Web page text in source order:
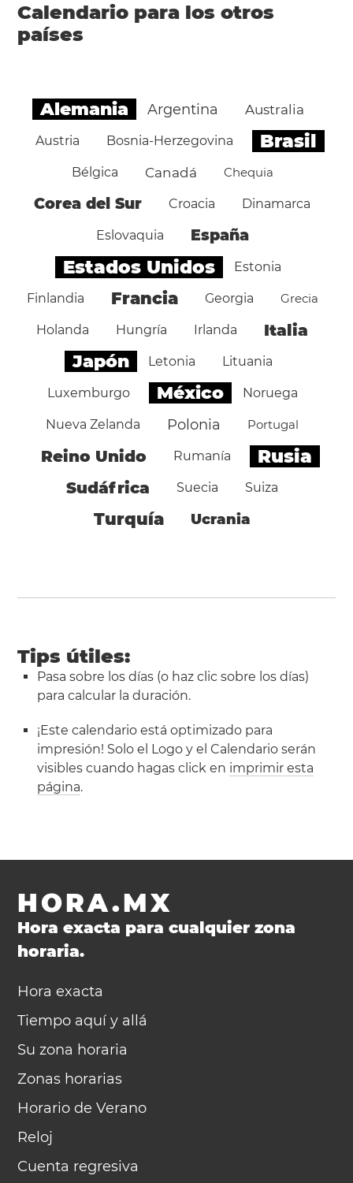
Calendario para los otros
países
Alemania Argentina Australia
Austria Bosnia-Herzegovina Brasil
Bélgica Canadá Chequia
Corea del Sur Croacia Dinamarca
Eslovaquia España
Estados Unidos Estonia
Finlandia Francia Georgia Grecia
Holanda Hungría Irlanda Italia
Japón Letonia Lituania
Luxemburgo México Noruega
Nueva Zelanda Polonia Portugal
Reino Unido Rumanía Rusia
Sudáfrica Suecia Suiza
Turquía Ucrania
Tips útiles:
Pasa sobre los días (o haz clic sobre los días)
para calcular la duración.
¡Este calendario está optimizado para
impresión! Solo el Logo y el Calendario serán
visibles cuando hagas click en imprimir esta
página.
HORA.MX
Hora exacta para cualquier zona
horaria.
Hora exacta
Tiempo aquí y allá
Su zona horaria
Zonas horarias
Horario de Verano
Reloj
Cuenta regresiva